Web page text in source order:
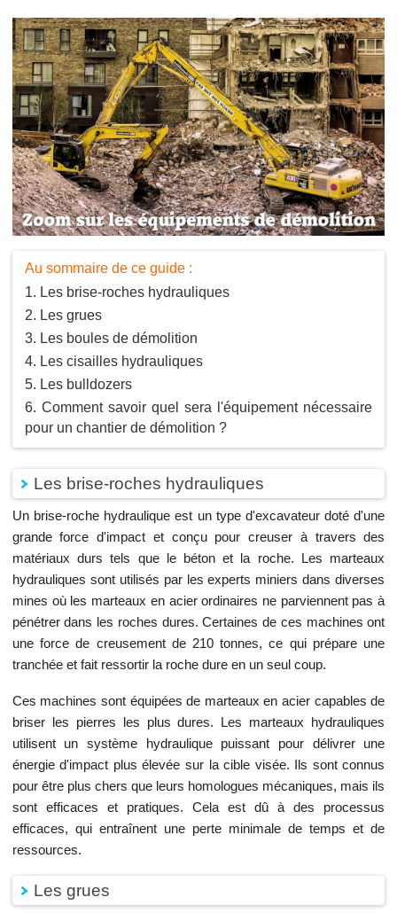
Au sommaire de ce guide :
Les brise-roches hydrauliques
Les grues
Les boules de démolition
Les cisailles hydrauliques
Les bulldozers
Comment savoir quel sera l'équipement nécessaire
pour un chantier de démolition ?
Les brise-roches hydrauliques
Un brise-roche hydraulique est un type d'excavateur doté d'une
grande force d'impact et conçu pour creuser à travers des
matériaux durs tels que le béton et la roche. Les marteaux
hydrauliques sont utilisés par les experts miniers dans diverses
mines où les marteaux en acier ordinaires ne parviennent pas à
pénétrer dans les roches dures. Certaines de ces machines ont
une force de creusement de 210 tonnes, ce qui prépare une
tranchée et fait ressortir la roche dure en un seul coup.
Ces machines sont équipées de marteaux en acier capables de
briser les pierres les plus dures. Les marteaux hydrauliques
utilisent un système hydraulique puissant pour délivrer une
énergie d'impact plus élevée sur la cible visée. Ils sont connus
pour être plus chers que leurs homologues mécaniques, mais ils
sont efficaces et pratiques. Cela est dû à des processus
efficaces, qui entraînent une perte minimale de temps et de
ressources.
Les grues